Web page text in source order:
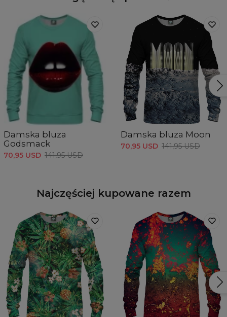
Damska bluza
Godsmack
70,95 USD 141,95 USD
Damska bluza Moon
70,95 USD 141,95 USD
Najczęściej kupowane razem